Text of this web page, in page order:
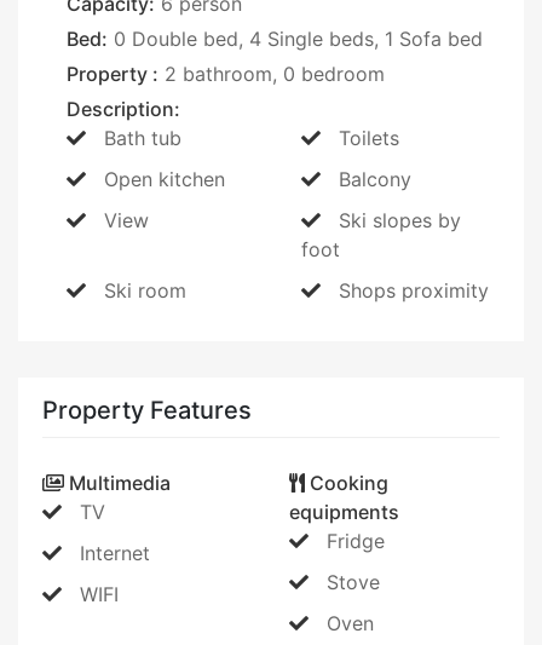
Bed: 0 Double bed, 4 Single beds, 1 Sofa bed
Property : 2 bathroom, 0 bedroom
Description:
Bath tub
Toilets
Open kitchen
Balcony
View
Ski slopes by
foot
Ski room
Shops proximity
Property Features
Multimedia
TV
Internet
WIFI
Cooking
equipments
Fridge
Stove
Oven